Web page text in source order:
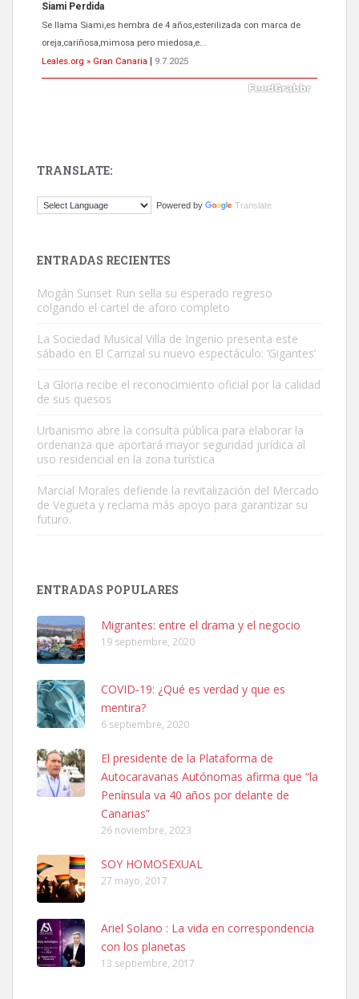
ADOPCIÓN URGENTE GATA TEROR GRAN CANARIA
El ayuntamiento se va a llevar a Los Gatos callejeros de la zona los
próximos días, ella incluida...
Leales.org » Gran Canaria
9.7.2025
Este gato macho ha aparecido en la calle hace menos de un mes,
Busco adopción responsable para mi perra. Pastor alemán,
Leales.org » Gran Canaria | 6.7.2025
Leales.org » Gran Canaria
Ninfa perdida
El día 5 se los perdió una ninfa papillera, asustada tiene miedo a la
calle, se perdió por la zon...
Leales.org » Gran Canaria
6.7.2025
Adopcion
Busco casa de acogida para mi perrita ya que por temas de trabajo
no la puedo tener. Solo gente r...
TRANSLATE:
Powered by Translate
ENTRADAS RECIENTES
Mogán Sunset Run sella su esperado regreso
colgando el cartel de aforo completo
La Sociedad Musical Villa de Ingenio presenta este
sábado en El Carrizal su nuevo espectáculo: ‘Gigantes’
La Gloria recibe el reconocimiento oficial por la calidad
de sus quesos
Urbanismo abre la consulta pública para elaborar la
ordenanza que aportará mayor seguridad jurídica al
uso residencial en la zona turística
Marcial Morales defiende la revitalización del Mercado
de Vegueta y reclama más apoyo para garantizar su
futuro.
ENTRADAS POPULARES
Migrantes: entre el drama y el negocio
19 septiembre, 2020
COVID-19: ¿Qué es verdad y que es
mentira?
6 septiembre, 2020
El presidente de la Plataforma de
Autocaravanas Autónomas afirma que “la
Península va 40 años por delante de
Canarias”
26 noviembre, 2023
SOY HOMOSEXUAL
27 mayo, 2017
Ariel Solano : La vida en correspondencia
con los planetas
13 septiembre, 2017